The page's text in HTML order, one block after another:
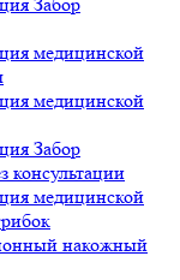
медицинской
медицинской
Забор
консультации
медицинской
накожный